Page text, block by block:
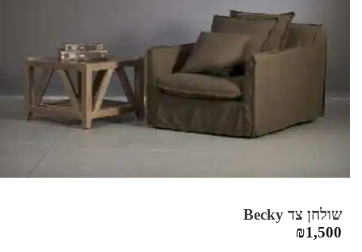
שולחן צד Becky
₪1,500